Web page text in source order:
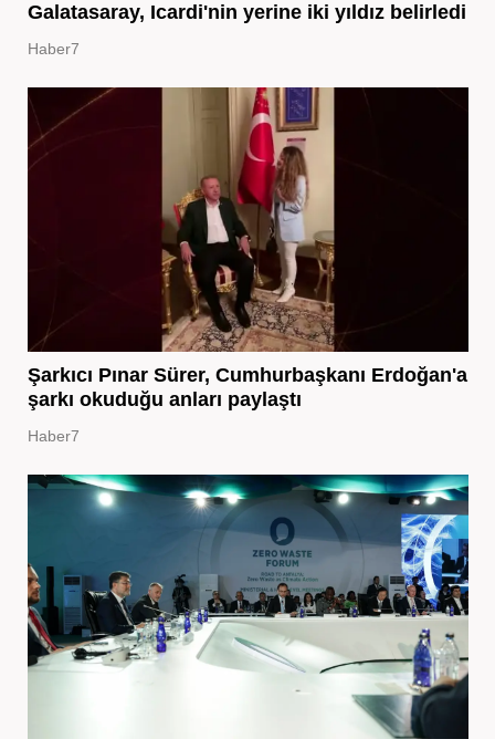
Galatasaray, Icardi'nin yerine iki yıldız belirledi
Haber7
Şarkıcı Pınar Sürer, Cumhurbaşkanı Erdoğan'a
şarkı okuduğu anları paylaştı
Haber7